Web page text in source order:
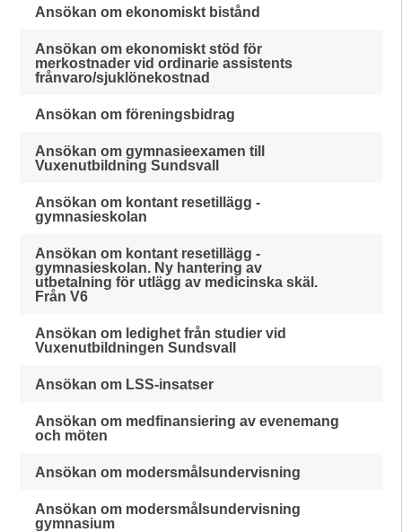
Ansökan om ekonomiskt bistånd
Ansökan om ekonomiskt stöd för
merkostnader vid ordinarie assistents
frånvaro/sjuklönekostnad
Ansökan om föreningsbidrag
Ansökan om gymnasieexamen till
Vuxenutbildning Sundsvall
Ansökan om kontant resetillägg -
gymnasieskolan
Ansökan om kontant resetillägg -
gymnasieskolan. Ny hantering av
utbetalning för utlägg av medicinska skäl.
Från V6
Ansökan om ledighet från studier vid
Vuxenutbildningen Sundsvall
Ansökan om LSS-insatser
Ansökan om medfinansiering av evenemang
och möten
Ansökan om modersmålsundervisning
Ansökan om modersmålsundervisning
gymnasium